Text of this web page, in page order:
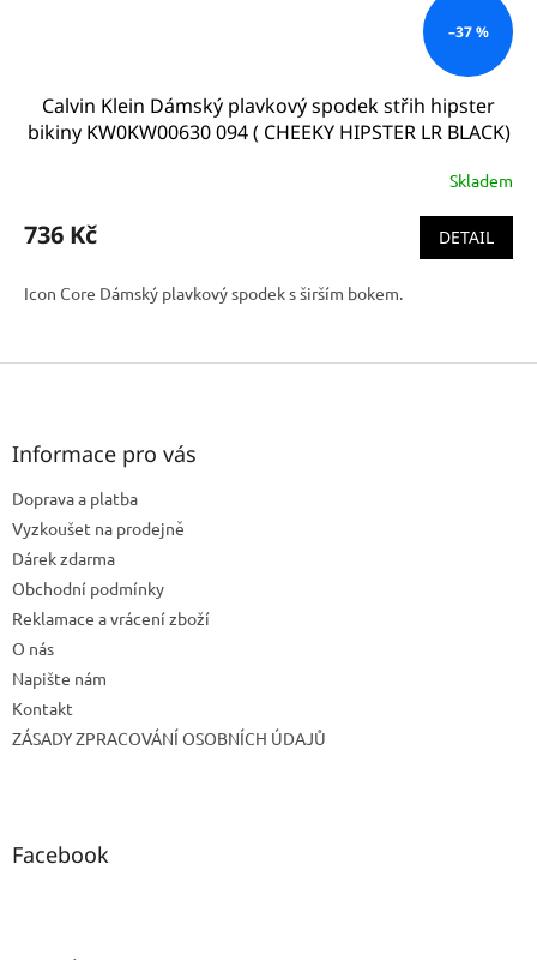
–37 %
Calvin Klein Dámský plavkový spodek střih hipster
bikiny KW0KW00630 094 ( CHEEKY HIPSTER LR BLACK)
Skladem
736 Kč DETAIL
Icon Core Dámský plavkový spodek s širším bokem.
Z
Informace pro vás
Doprava a platba
Vyzkoušet na prodejně
Dárek zdarma
Obchodní podmínky
Reklamace a vrácení zboží
O nás
Napište nám
Kontakt
ZÁSADY ZPRACOVÁNÍ OSOBNÍCH ÚDAJŮ
Facebook